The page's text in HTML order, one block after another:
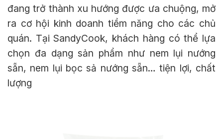
đang trở thành xu hướng được ưa chuộng, mở
ra cơ hội kinh doanh tiềm năng cho các chủ
quán. Tại SandyCook, khách hàng có thể lựa
chọn đa dạng sản phẩm như nem lụi nướng
sẵn, nem lụi bọc sả nướng sẵn… tiện lợi, chất
lượng